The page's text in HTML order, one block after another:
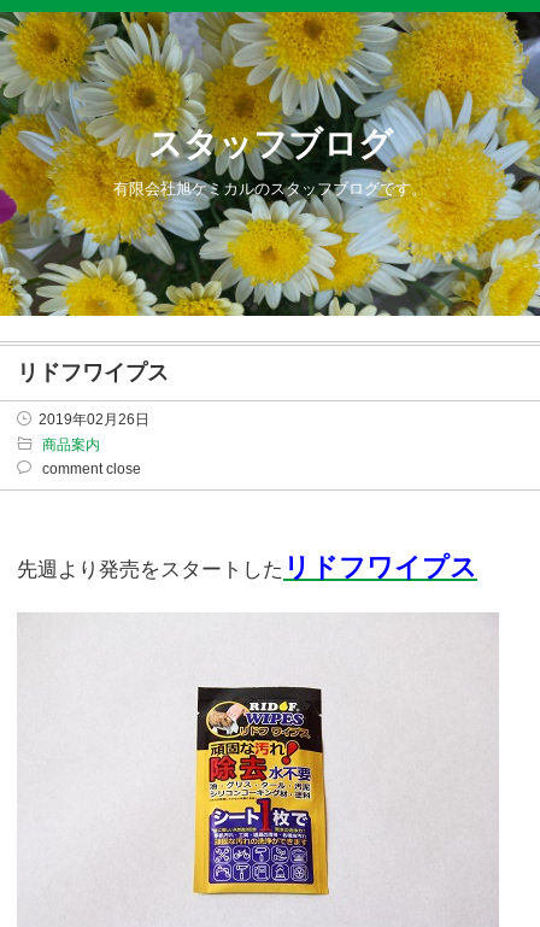
スタッフブログ
有限会社旭ケミカルのスタッフブログです。
リドフワイプス
2019年02月26日
商品案内
comment close
先週より発売をスタートした リドフワイプス